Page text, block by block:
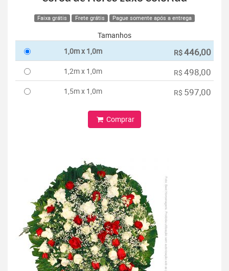
Faixa grátis Frete grátis Pague somente após a entrega
Tamanhos
1,0m x 1,0m
R$446,00
1,2m x 1,0m R$ 498,00
1,5m x 1,0m R$ 597,00
Comprar